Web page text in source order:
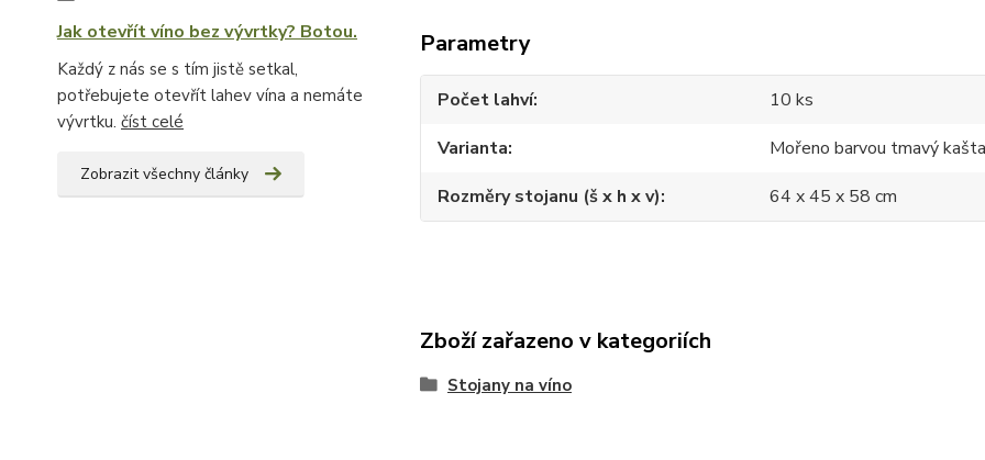
Jak otevřít víno bez vývrtky? Botou.
Každý z nás se s tím jistě setkal,
potřebujete otevřít lahev vína a nemáte
vývrtku. číst celé
Zobrazit všechny články
Parametry
Počet lahví
10 ks
Varianta
Mořeno barvou tmavý
Rozměry stojanu (š x h x v)
64 x 45 x 58 cm
Zboží zařazeno v kategoriích
Stojany na víno